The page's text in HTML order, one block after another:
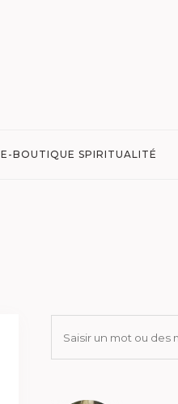
E-BOUTIQUE SPIRITUALITÉ